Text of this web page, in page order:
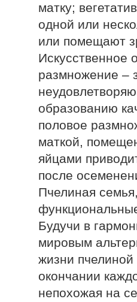
матку;
одной или
или помещают
Искусственное
размножение –
образованию
половое
маткой,
яйцами
после
Пчелиная
Будучи в
мировым
жизни
окончании
непохожая на